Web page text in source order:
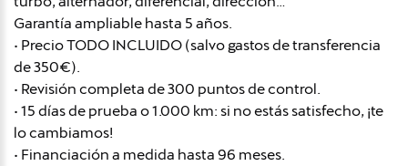
Garantía ampliable hasta 5 años.
• Precio TODO INCLUIDO (salvo gastos de transferencia
de 350€).
• Revisión completa de 300 puntos de control.
• 15 días de prueba o 1.000 km: si no estás satisfecho, ¡te
lo cambiamos!
• Financiación a medida hasta 96 meses.